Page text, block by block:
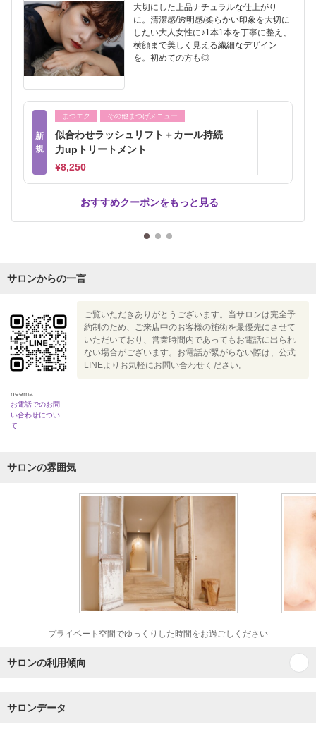
大切にした上品ナチュラルな仕上がり
に。清潔感/透明感/柔らかい印象を大切に
したい大人女性に♪1本1本を丁寧に整え、
横顔まで美しく見える繊細なデザイン
を。初めての方も◎
新
規
まつエク その他まつげメニュー
似合わせラッシュリフト＋カール持続
力upトリートメント
¥8,250
おすすめクーポンをもっと見る
サロンからの一言
neema
お電話でのお問
い合わせについ
て
ご覧いただきありがとうございます。当サロンは完全予
約制のため、ご来店中のお客様の施術を最優先にさせて
いただいており、営業時間内であってもお電話に出られ
ない場合がございます。お電話が繋がらない際は、公式
LINEよりお気軽にお問い合わせください。
サロンの雰囲気
プライベート空間でゆっくりした時間をお過ごしください
サロンの利用傾向
サロンデータ